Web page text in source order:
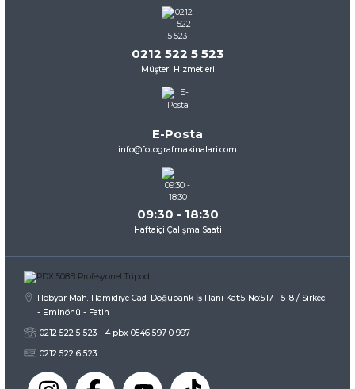
konularda yetersiz gördüğünüz noktaları öneri formunu
kullanarak tarafımıza iletebilirsiniz.
Görüş ve önerileriniz için teşekkür ederiz.
Ürün resmi kalitesiz, bozuk veya görüntülenemiyor.
Ürün açıklamasında eksik bilgiler bulunuyor.
Ürün fiyatı diğer sitelerden daha pahalı.
0212 522 5 523
Müşteri Hizmetleri
E-Posta
info@fotografmakinalari.com
09:30 - 18:30
Haftaiçi Çalışma Saati
Hobyar Mah. Hamidiye Cad. Doğubank İş Hanı Kat:5 No:517 - 518 / Sirkeci
- Eminönü - Fatih
0212 522 5 523 - 4 pbx 0546 597 0 997
0212 522 6 523